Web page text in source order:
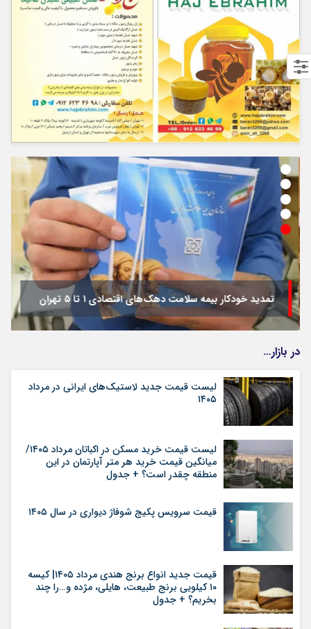
تمدید خودکار بیمه سلامت دهک‌های اقتصادی ۱ تا ۵ تهران
در بازار…
لیست قیمت جدید لاستیک‌های ایرانی در مرداد
۱۴۰۵
لیست قیمت خرید مسکن در اکباتان مرداد ۱۴۰۵/
میانگین قیمت خرید هر متر آپارتمان در این
منطقه چقدر است؟ + جدول
قیمت سرویس پکیج شوفاژ دیواری در سال ۱۴۰۵
قیمت جدید انواع برنج هندی مرداد ۱۴۰۵| کیسه
۱۰ کیلویی برنج طبیعت، هایلی، مژده و…را چند
بخریم؟ + جدول